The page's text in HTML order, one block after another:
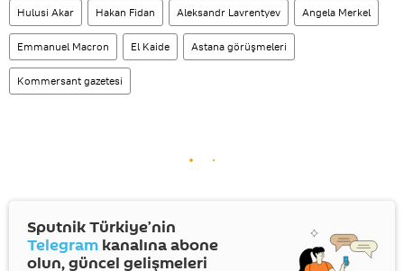
Hulusi Akar Hakan Fidan Aleksandr Lavrentyev Angela Merkel
Emmanuel Macron El Kaide Astana görüşmeleri
Kommersant gazetesi
Sputnik Türkiye’nin
Telegram kanalına abone
olun, güncel gelişmeleri